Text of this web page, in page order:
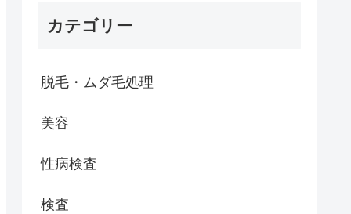
カテゴリー
脱毛・ムダ毛処理
美容
性病検査
検査